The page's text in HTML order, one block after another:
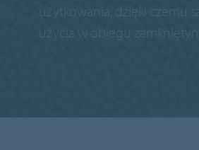
użytkowania, dzięki czemu
użycia w obiegu